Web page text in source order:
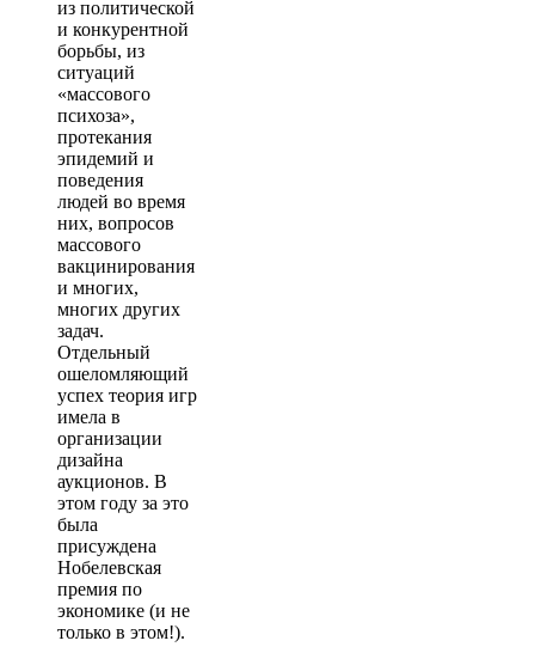
из политической
и конкурентной
борьбы, из
ситуаций
«массового
психоза»,
протекания
эпидемий и
поведения
людей во время
них, вопросов
массового
вакцинирования
и многих,
многих других
задач.
Отдельный
ошеломляющий
успех теория игр
имела в
организации
дизайна
аукционов. В
этом году за это
была
присуждена
Нобелевская
премия по
экономике (и не
только в этом!).